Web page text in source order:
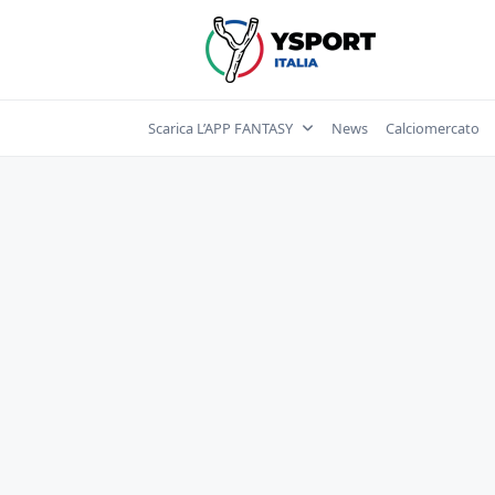
Scarica L’APP FANTASY News Calciomercato